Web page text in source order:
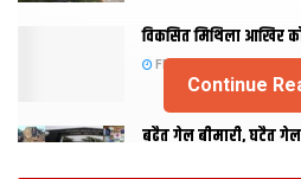
विकसित मिथिला आखिर
FEBRUARY 23, 2019
बढैत गेल बीमारी, घटैत
Continue